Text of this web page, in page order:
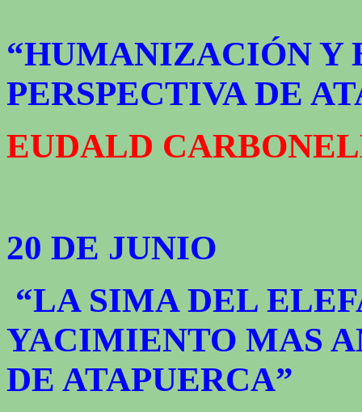
“HUMANIZACIÓN
PERSPECTIVA DE
EUDALD
20 DE JUNIO
“LA SIMA DEL
YACIMIENTO MAS
DE ATAPUERCA”